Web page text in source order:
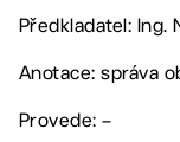
Předkladatel: Ing.
Anotace: správa
Provede: –